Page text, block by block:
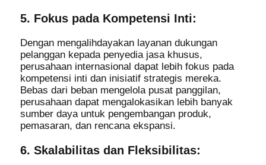
5. Fokus pada Kompetensi Inti:
Dengan mengalihdayakan layanan dukungan
pelanggan kepada penyedia jasa khusus,
perusahaan internasional dapat lebih fokus pada
kompetensi inti dan inisiatif strategis mereka.
Bebas dari beban mengelola pusat panggilan,
perusahaan dapat mengalokasikan lebih banyak
sumber daya untuk pengembangan produk,
pemasaran, dan rencana ekspansi.
6. Skalabilitas dan Fleksibilitas: